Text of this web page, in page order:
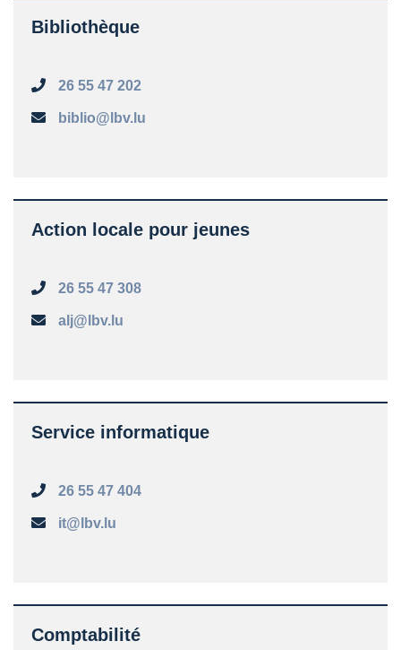
Bibliothèque
26 55 47 202
biblio@lbv.lu
Action locale pour jeunes
26 55 47 308
alj@lbv.lu
Service informatique
26 55 47 404
it@lbv.lu
Comptabilité